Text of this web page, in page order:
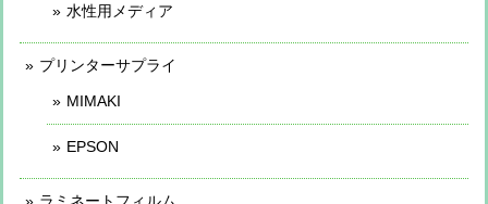
水性用メディア
プリンターサプライ
MIMAKI
EPSON
ラミネートフィルム